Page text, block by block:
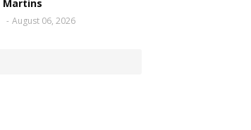
Martins
- August 06, 2026